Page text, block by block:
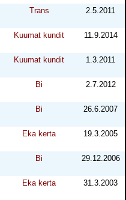
Trans 2.5.2011
Kuumat kundit 11.9.2014
Kuumat kundit 1.3.2011
Bi 2.7.2012
Bi 26.6.2007
Eka kerta 19.3.2005
Bi 29.12.2006
Eka kerta 31.3.2003